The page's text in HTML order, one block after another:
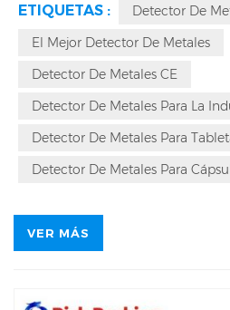
Puede detectar metales
hierro, acero inoxidable y
adecuado para productos como
caramelos, y se puede conectar
tabletas, encapsuladoras y
ETIQUETAS :
Detector De
El Mejor Detector De Metales
Detector De Metales CE
Detector De Metales Para La
Detector De Metales Para
Detector De Metales Para
VER MÁS